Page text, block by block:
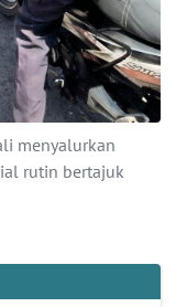
menyalurkan
rutin bertajuk